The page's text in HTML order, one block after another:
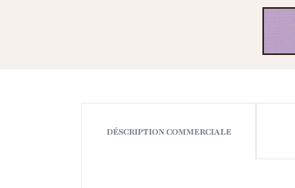
DÉSCRIPTION COMMERCIALE